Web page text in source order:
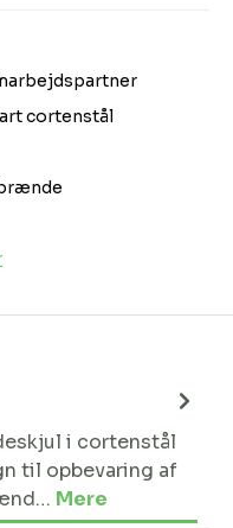
cortenstål
i cortenstål
til opbevaring af
Mere